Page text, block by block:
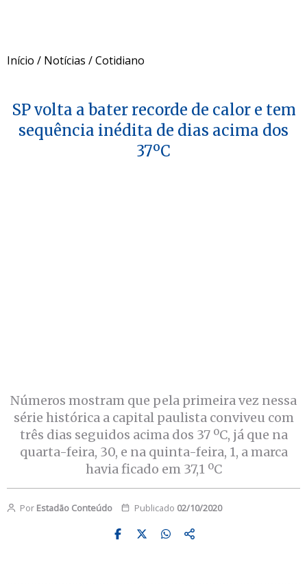
Início / Notícias /Cotidiano
SP volta a bater recorde de calor e tem
sequência inédita de dias acima dos
37ºC
Números mostram que pela primeira vez nessa
série histórica a capital paulista conviveu com
três dias seguidos acima dos 37 ºC, já que na
quarta-feira, 30, e na quinta-feira, 1, a marca
havia ficado em 37,1 ºC
Por Estadão Conteúdo Publicado 02/10/2020